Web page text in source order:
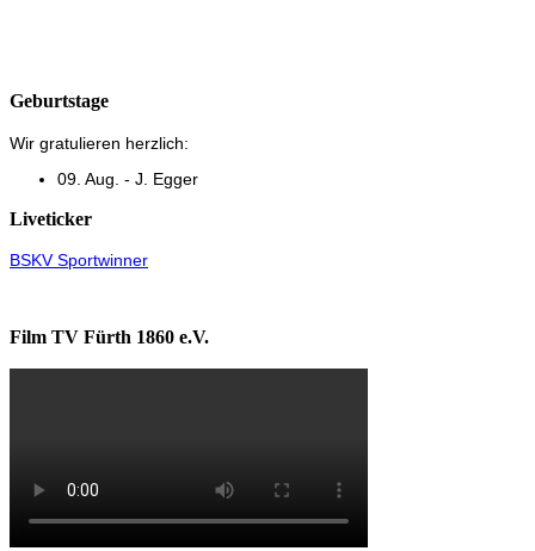
Geburtstage
Wir gratulieren herzlich:
09. Aug. - J. Egger
Liveticker
BSKV Sportwinner
Film TV Fürth 1860 e.V.